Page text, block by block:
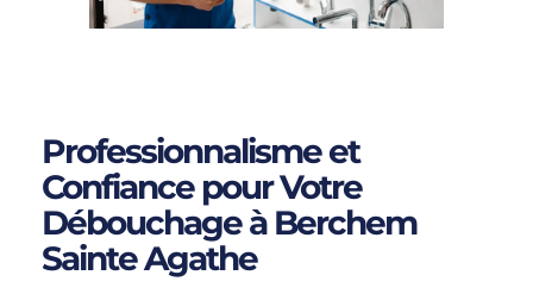
Professionnalisme et
Confiance pour Votre
Débouchage à Berchem
Sainte Agathe